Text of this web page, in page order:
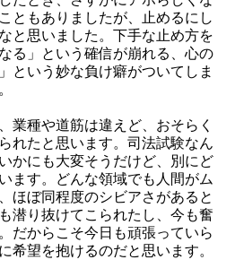
ともありましたが、止めるにし
と思いました。下手な止め方を
る」という確信が崩れる、心の
という妙な負け癖がついてしま
業種や道筋は違えど、おそらく
れたと思います。司法試験なん
かにも大変そうだけど、別にど
ます。どんな領域でも人間がム
ほぼ同程度のシビアさがあると
潜り抜けてこられたし、今も奮
だからこそ今日も頑張っていら
希望を抱けるのだと思います。